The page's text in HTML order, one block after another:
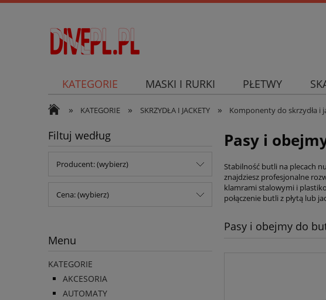
KATEGORIE MASKI I RURKI PŁETWY
SKUTER PODWODNY
» KATEGORIE » SKRZYDŁA I JACKETY » Komponenty do skrzydła i
Filtuj według
Producent: (wybierz)
Cena: (wybierz)
Menu
KATEGORIE
AKCESORIA
AUTOMATY
Pasy i
Stabilność butli na plecach
znajdziesz profesjonalne
klamrami stalowymi i
połączenie butli z płytą lub
Pasy i obejmy do